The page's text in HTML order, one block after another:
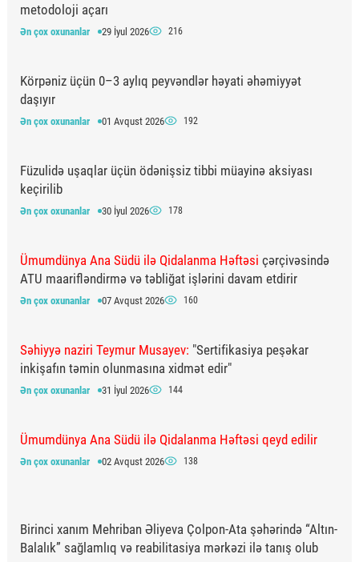
metodoloji açarı
Ən çox oxunanlar 29 İyul 2026 216
Körpəniz üçün 0–3 aylıq peyvəndlər həyati əhəmiyyət
daşıyır
Ən çox oxunanlar 01 Avqust 2026 192
Füzulidə uşaqlar üçün ödənişsiz tibbi müayinə aksiyası
keçirilib
Ən çox oxunanlar 30 İyul 2026 178
Ümumdünya Ana Südü ilə Qidalanma Həftəsi çərçivəsində
Ən çox oxunanlar 07 Avqust 2026 160
Səhiyyə naziri Teymur Musayev: "Sertifikasiya peşəkar
inkişafın təmin olunmasına xidmət edir"
Ən çox oxunanlar 31 İyul 2026 144
Ümumdünya Ana Südü ilə Qidalanma Həftəsi qeyd edilir
Ən çox oxunanlar 02 Avqust 2026 138
Birinci xanım Mehriban Əliyeva Çolpon-Ata şəhərində “Altın-
Balalık” sağlamlıq və reabilitasiya mərkəzi ilə tanış olub